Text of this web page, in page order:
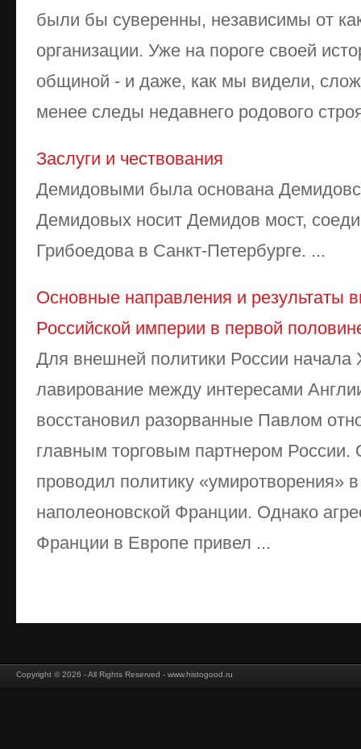
были бы суверенны, независимы от
организации. Уже на пороге своей
общиной - и даже, как мы видели,
менее следы недавнего родового
Заслуги и чествования
Демидовыми была основана
Демидовых носит Демидов мост,
Грибоедова в Санкт-Петербурге. ...
Основные направления и результаты
Российской империи в первой
Для внешней политики России начала
лавирование между интересами
восстановил разорванные Павлом
главным торговым партнером
проводил политику «умиротворения»
наполеоновской Франции. Однако
Франции в Европе привел ...
Copyright © 2026 - All Rights Reserved - www.histogood.ru